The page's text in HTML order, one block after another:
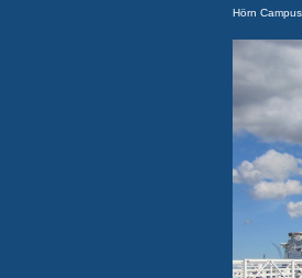
Hörn Campus